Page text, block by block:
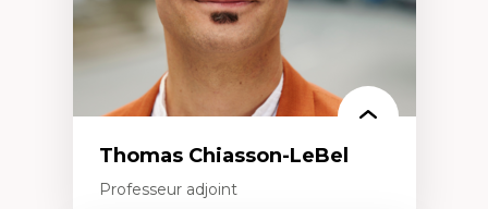
Thomas Chiasson-LeBel
Professeur adjoint